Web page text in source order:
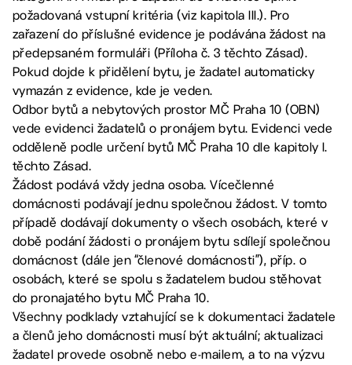
požadovaná vstupní kritéria (viz kapitola III.). Pro
zařazení do příslušné evidence je podávána žádost na
předepsaném formuláři (Příloha č. 3 těchto Zásad).
Pokud dojde k přidělení bytu, je žadatel automaticky
vymazán z evidence, kde je veden.
Odbor bytů a nebytových prostor MČ Praha 10 (OBN)
vede evidenci žadatelů o pronájem bytu. Evidenci vede
odděleně podle určení bytů MČ Praha 10 dle kapitoly I.
těchto Zásad.
Žádost podává vždy jedna osoba. Vícečlenné
domácnosti podávají jednu společnou žádost. V tomto
případě dodávají dokumenty o všech osobách, které v
době podání žádosti o pronájem bytu sdílejí společnou
domácnost (dále jen “členové domácnosti”), příp. o
osobách, které se spolu s žadatelem budou stěhovat
do pronajatého bytu MČ Praha 10.
Všechny podklady vztahující se k dokumentaci žadatele
a členů jeho domácnosti musí být aktuální; aktualizaci
žadatel provede osobně nebo e-mailem, a to na výzvu